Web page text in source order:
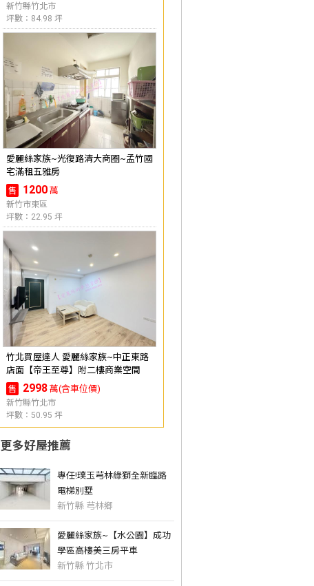
新竹縣竹北市
坪數：84.98 坪
愛麗絲家族~光復路清大商圈~孟竹國
宅滿租五雅房
售 1200 萬
新竹市東區
坪數：22.95 坪
竹北買屋達人 愛麗絲家族~中正東路
店面【帝王至尊】附二樓商業空間
售 2998 萬(含車位價)
新竹縣竹北市
坪數：50.95 坪
更多好屋推薦
專任!璞玉芎林綠獅全新臨路
電梯別墅
新竹縣 芎林鄉
愛麗絲家族~【水公園】成功
學區高樓美三房平車
新竹縣 竹北市